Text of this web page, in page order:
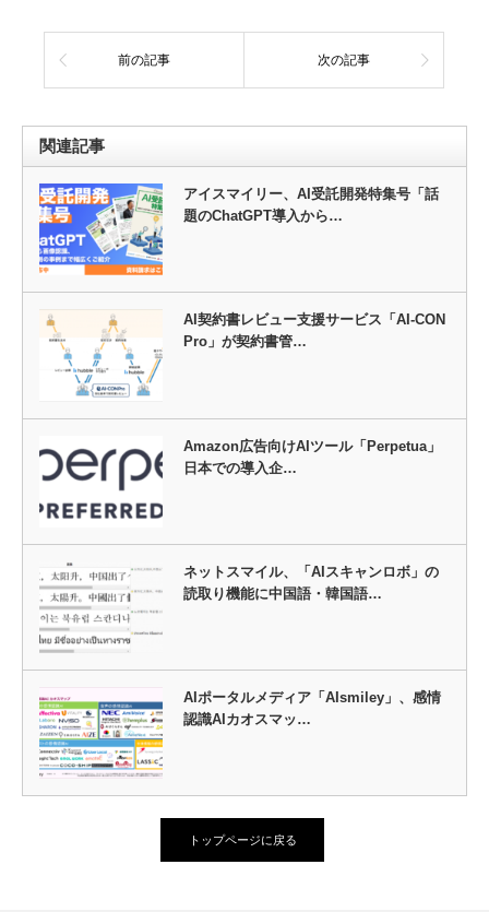
前の記事 次の記事
関連記事
アイスマイリー、AI受託開発特集号「話
題のChatGPT導入から…
AI契約書レビュー支援サービス「AI-CON
Pro」が契約書管…
Amazon広告向けAIツール「Perpetua」
日本での導入企…
ネットスマイル、「AIスキャンロボ」の
読取り機能に中国語・韓国語…
AIポータルメディア「AIsmiley」、感情
認識AIカオスマッ…
トップページに戻る